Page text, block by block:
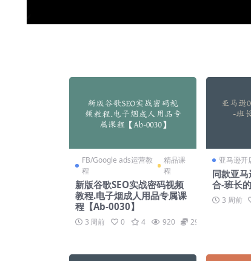
FB/Google ads运营教
程
精品课
程
新版谷歌SEO实战密码视频
教程.电子烟成人用品专属课
程【Ab-0030】
3 周前 0 4 920 299
亚马逊开
同款亚
合-班长
3 周前